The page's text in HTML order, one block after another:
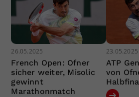
26.05.2025
French Open: Ofner
sicher weiter, Misolic
gewinnt
Marathonmatch
23.05.2025
ATP
von